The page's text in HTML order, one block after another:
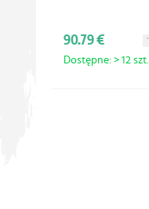
90.79 €
Dostępne: > 12 szt.